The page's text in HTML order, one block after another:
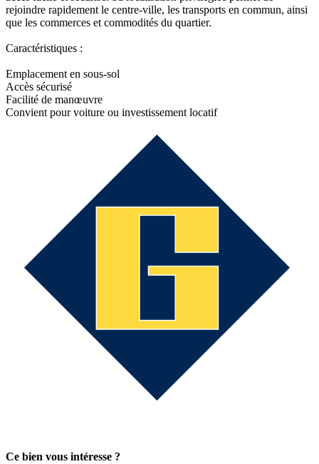
rejoindre rapidement le centre-ville, les transports en commun, ainsi
que les commerces et commodités du quartier.
Caractéristiques :
Emplacement en sous-sol
Accès sécurisé
Facilité de manœuvre
Convient pour voiture ou investissement locatif
Ce bien vous intéresse ?